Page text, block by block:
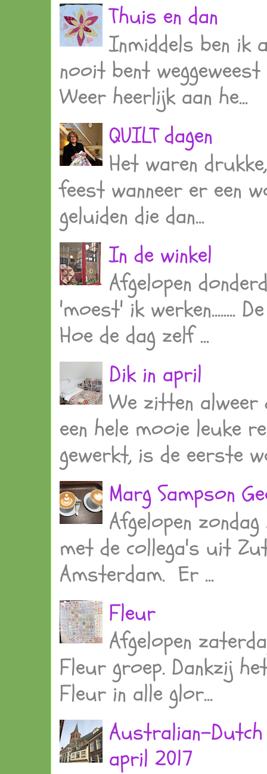
Thuis en dan
Inmiddels ben ik
nooit bent
Weer heerlijk aan he...
QUILT dagen
Het waren
feest wanneer er een
geluiden die dan...
In de winkel
Afgelopen
'moest' ik werken........
Hoe de dag zelf ...
Dik in april
We zitten alweer
een hele mooie leuke
gewerkt, is de eerste
Marg Sampson
Afgelopen
met de collega's uit
Amsterdam. Er ...
Fleur
Afgelopen
Fleur groep. Dankzij
Fleur in alle glor...
Australian-
april 2017